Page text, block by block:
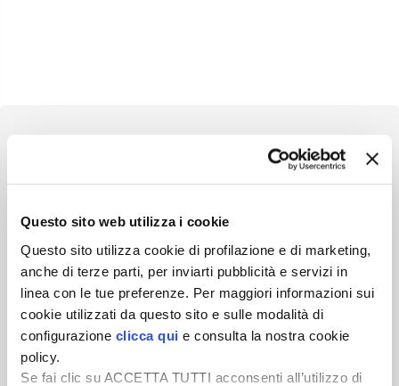
Questo sito web utilizza i cookie
Questo sito utilizza cookie di profilazione e di marketing,
anche di terze parti, per inviarti pubblicità e servizi in
linea con le tue preferenze. Per maggiori informazioni sui
cookie utilizzati da questo sito e sulle modalità di
configurazione clicca qui e consulta la nostra cookie
policy.
Se fai clic su ACCETTA TUTTI acconsenti all’utilizzo di
Newsletter
esigenze.
ISCRIVITI